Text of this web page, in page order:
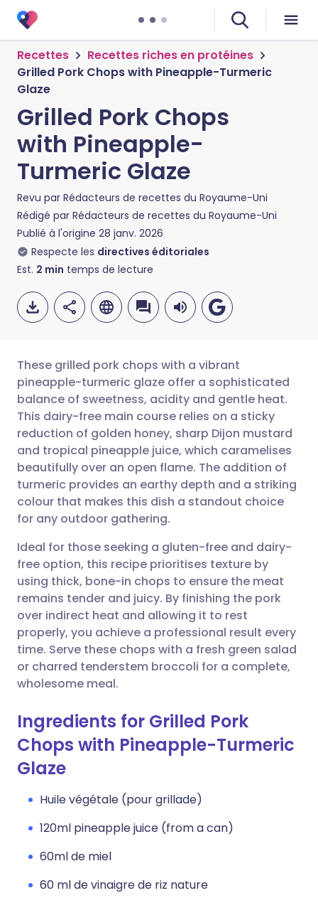
Recettes
Recettes riches en protéines
Grilled Pork Chops with Pineapple-Turmeric
Glaze
Grilled Pork Chops
with Pineapple-
Turmeric Glaze
Revu par Rédacteurs de recettes du Royaume-Uni
Rédigé par Rédacteurs de recettes du Royaume-Uni
Publié à l'origine 28 janv. 2026
Respecte les directives éditoriales
Est. 2 min temps de lecture
Partager par email
Partager sur Facebook
Partager via LinkedIn
Partager via X
Partager via WhatsApp
Copier le lien
🇬🇧 English 🇩🇪 Deutsch
🇪🇸 Español 🇫🇷 Français
🇮🇹 Italiano 🇵🇹
🇮🇳 हिन्दी
🇸🇦 عربي 🇸🇪 Svenska
These grilled pork chops with a vibrant
pineapple-turmeric glaze offer a sophisticated
balance of sweetness, acidity and gentle heat.
This dairy-free main course relies on a sticky
reduction of golden honey, sharp Dijon mustard
and tropical pineapple juice, which caramelises
beautifully over an open flame. The addition of
turmeric provides an earthy depth and a striking
colour that makes this dish a standout choice
for any outdoor gathering.
Ideal for those seeking a gluten-free and dairy-
free option, this recipe prioritises texture by
using thick, bone-in chops to ensure the meat
remains tender and juicy. By finishing the pork
over indirect heat and allowing it to rest
properly, you achieve a professional result every
time. Serve these chops with a fresh green salad
or charred tenderstem broccoli for a complete,
wholesome meal.
Ingredients for Grilled Pork
Chops with Pineapple-Turmeric
Glaze
Huile végétale (pour grillade)
120ml pineapple juice (from a can)
60ml de miel
60 ml de vinaigre de riz nature